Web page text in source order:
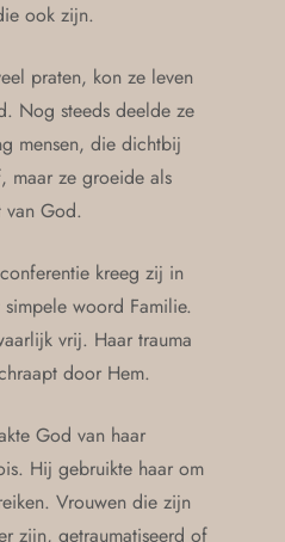
ook zijn.
praten, kon ze leven
Nog steeds deelde ze
mensen, die dichtbij
maar ze groeide als
van God.
kreeg zij in
woord Familie.
vrij. Haar trauma
door Hem.
God van haar
Hij gebruikte haar om
Vrouwen die zijn
zijn, getraumatiseerd of